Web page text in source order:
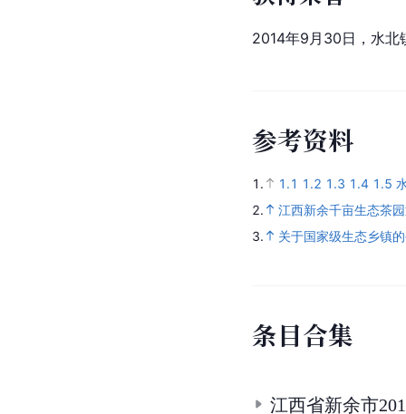
2014年9月30日，水北
参考资料
1. 1.1 1.2 1.3 1.4 1.5
2.
江西新余千亩生态茶
3.
关于国家级生态乡镇
条目合集
江西省新余市